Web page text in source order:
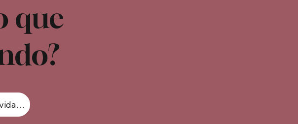
que
Volver a todas las actividades